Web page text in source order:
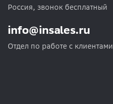
info@insales.ru
Отдел по работе с клиентами
Россия, звонок бесплатный